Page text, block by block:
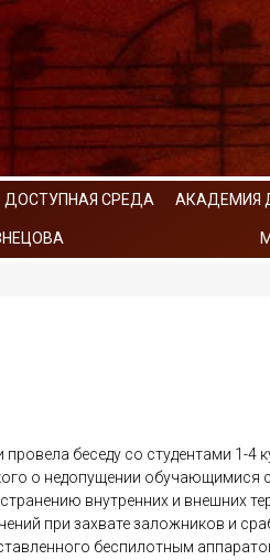
ДОСТУПНАЯ СРЕДА АКАДЕМИЯ
беседу со студентами 1-4
о недопущении обучающимися
внутренних и внешних
при захвате заложников и
беспилотным